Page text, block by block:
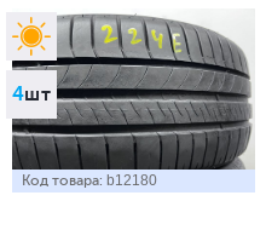
4шт
Код товара: b12180